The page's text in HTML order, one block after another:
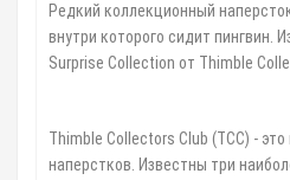
Редкий коллекционный
внутри которого сидит пингвин.
Surprise Collection от Thimble
Thimble Collectors Club (TCC) -
наперстков. Известны три